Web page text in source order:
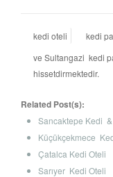
kedi oteli
kedi
ve Sultangazi kedi
hissetdirmektedir.
Related Post(s):
Sancaktepe Kedi
Küçükçekmece
Çatalca Kedi Oteli
Sarıyer Kedi Oteli